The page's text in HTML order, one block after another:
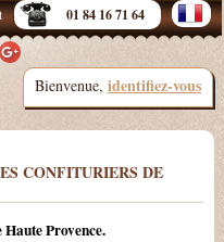
01 84 16 71 64
Bienvenue, identifiez-vous
CONFITURIERS DE
Provence.